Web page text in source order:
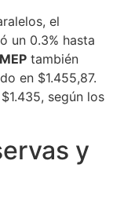
el
un 0.3% hasta
MEP también
en $1.455,87.
según los
y